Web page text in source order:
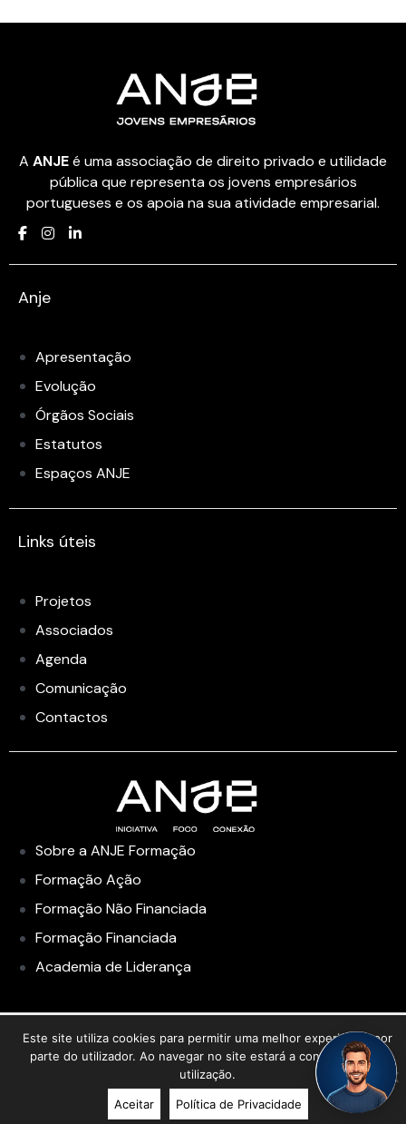
A ANJEé uma associação de direito privado e utilidade
pública que representa os jovens empresários
portugueses e os apoia na sua atividade empresarial.
Anje
Apresentação
Evolução
Órgãos Sociais
Estatutos
Espaços ANJE
Links úteis
Projetos
Associados
Agenda
Comunicação
Contactos
Sobre a ANJE Formação
Formação Ação
Formação Não Financiada
Formação Financiada
Academia de Liderança
Este site utiliza cookies para permitir uma melhor experiência por
parte do utilizador. Ao navegar no site estará a consentir a sua
utilização.
Aceitar Política de Privacidade